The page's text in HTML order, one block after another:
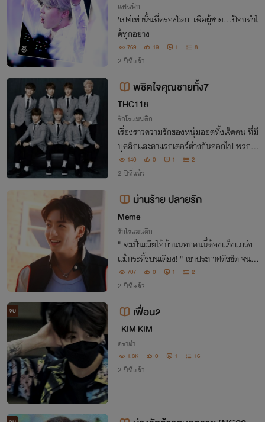
แฟนฟิก
'เปย์เท่านั้นที่ครองโลก' เพื่อผู้ชาย...ป๊อกทำไ
ด้ทุกอย่าง
769 19 1 8
2 ปีที่แล้ว
พิชิตใจคุณชายทั้ง7
THC118
รักโรแมนติก
เรื่องราวความรักของหนุ่มฮอตทั้งเจ็ดคน ที่มี
บุคลิก​และคาแรกเตอร์​ต่างกันออกไป พวกเข
าเป็นหนุ่มฮอตประจำโรงเรียนและสร้างหน้า
ตาให้แกโรงเรียน​มากๆ พ่อแม่และฐานะทาง
140 0 1 2
2 ปีที่แล้ว
ม่านร้าย ปลายรัก
Meme
รักโรแมนติก
" จะเป็นเมียไอ้บ้านนอกคนนี้ต้องแข็งแกร่ง
แม้กระทั้งบนเตียง! " เขาประกาศดังชัด จนค
นตัวเล็กห่อตัว ตอนแรกก็ไม่คิดอะไร พอเห็น
หน้าละอ่อนของเธอเพียงเท่าแหละ เขาจะยัด
ความเป็นผัวให้กับหล่อนเอง !
707 0 1 2
2 ปีที่แล้ว
จบ เฟื่อน2
-KIM KIM-
ดราม่า
1.3K 0 1 16
2 ปีที่แล้ว